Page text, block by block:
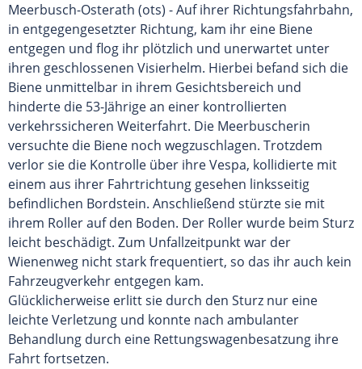
Meerbusch-Osterath (ots) - Auf ihrer Richtungsfahrbahn,
in entgegengesetzter Richtung, kam ihr eine Biene
entgegen und flog ihr plötzlich und unerwartet unter
ihren geschlossenen Visierhelm. Hierbei befand sich die
Biene unmittelbar in ihrem Gesichtsbereich und
hinderte die 53-Jährige an einer kontrollierten
verkehrssicheren Weiterfahrt. Die Meerbuscherin
versuchte die Biene noch wegzuschlagen. Trotzdem
verlor sie die Kontrolle über ihre Vespa, kollidierte mit
einem aus ihrer Fahrtrichtung gesehen linksseitig
befindlichen Bordstein. Anschließend stürzte sie mit
ihrem Roller auf den Boden. Der Roller wurde beim Sturz
leicht beschädigt. Zum Unfallzeitpunkt war der
Wienenweg nicht stark frequentiert, so das ihr auch kein
Fahrzeugverkehr entgegen kam.
Glücklicherweise erlitt sie durch den Sturz nur eine
leichte Verletzung und konnte nach ambulanter
Behandlung durch eine Rettungswagenbesatzung ihre
Fahrt fortsetzen.